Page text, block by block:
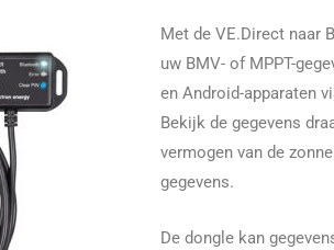
Met de VE.Direct naar
uw BMV- of MPPT-
en Android-apparaten
Bekijk de gegevens
vermogen van de
gegevens.
De dongle kan